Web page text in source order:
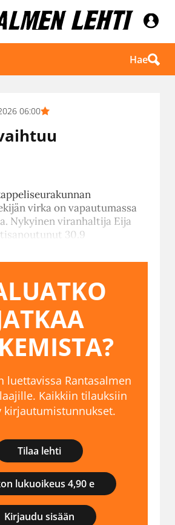
Hae
06:00
virka on vapautumassa
Nykyinen viranhaltija Eija
30.9
luettavissa Rantasalmen
Kaikkiin tilauksiin
kirjautumistunnukset.
Tilaa lehti
lukuoikeus 4,90 e
Kirjaudu sisään